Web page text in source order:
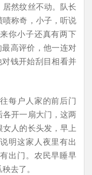
然纹丝不动。队长
称奇，小子，听说
你小子还真有两下
高评价，他一连对
钱开始刮目相看并
每户人家的前后门
各开一扇大门，这两
人的长头发，早上
明这家人夜里有出
出门。农民早睡早
去了。